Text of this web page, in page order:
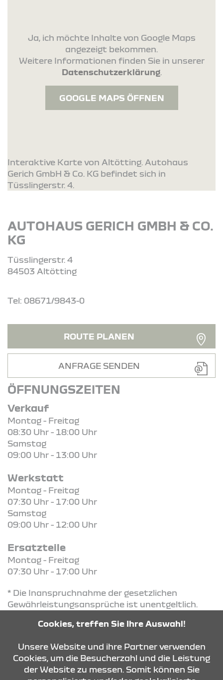
Ja, ich möchte Inhalte von Google Maps
angezeigt bekommen.
Weitere Informationen finden Sie in unserer
Datenschutzerklärung.
GOOGLE MAPS ÖFFNEN
Interaktive Karte von Altötting. Autohaus
Gerich GmbH & Co. KG befindet sich in
Tüsslingerstr. 4.
AUTOHAUS GERICH GMBH & CO.
KG
Tüsslingerstr. 4
84503 Altötting
Tel: 08671/9843-0
ROUTE PLANEN
ANFRAGE SENDEN
ÖFFNUNGSZEITEN
Verkauf
Montag - Freitag
08:30 Uhr - 18:00 Uhr
Samstag
09:00 Uhr - 13:00 Uhr
Werkstatt
Montag - Freitag
07:30 Uhr - 17:00 Uhr
Samstag
09:00 Uhr - 12:00 Uhr
Ersatzteile
Montag - Freitag
07:30 Uhr - 17:00 Uhr
* Die Inanspruchnahme der gesetzlichen
Gewährleistungsansprüche ist unentgeltlich.
Reifengarantie und werden durch diese nicht
Cookies, treffen Sie Ihre Auswahl!
Unsere Website und ihre Partner verwenden
Cookies, um die Besucherzahl und die Leistung
der Website zu messen. Somit können Sie